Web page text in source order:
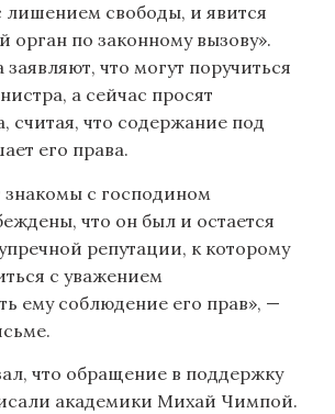
лишением свободы, и явится
орган по законному вызову».
что могут поручиться
а сейчас просят
считая, что содержание под
его права.
с господином
что он был и остается
репутации, к которому
с уважением
ему соблюдение его прав», —
что обращение в поддержку
академики Михай Чимпой.